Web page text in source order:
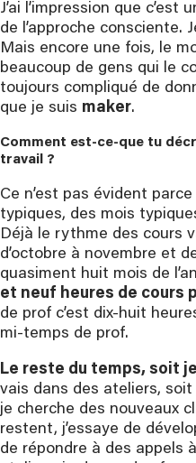
J’ai l’impression que
de l’approche consciente.
Mais encore une fois, le
beaucoup de gens qui le
toujours compliqué de
que je suis maker.
Comment est-ce-que tu
travail ?
Ce n’est pas évident
typiques, des mois
Déjà le rythme des cours
d’octobre à novembre et
quasiment huit mois de
et neuf heures de cours
de prof c’est dix-huit
mi-temps de prof.
Le reste du temps, soit
vais dans des ateliers,
je cherche des nouveaux
restent, j’essaye de
de répondre à des appels